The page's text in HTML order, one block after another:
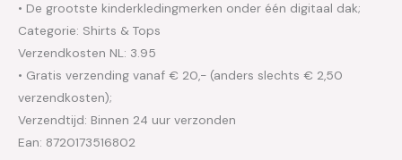
• De grootste kinderkledingmerken onder één digitaal dak;
Categorie: Shirts & Tops
Verzendkosten NL: 3.95
• Gratis verzending vanaf € 20,- (anders slechts € 2,50
verzendkosten);
Verzendtijd: Binnen 24 uur verzonden
Ean: 8720173516802